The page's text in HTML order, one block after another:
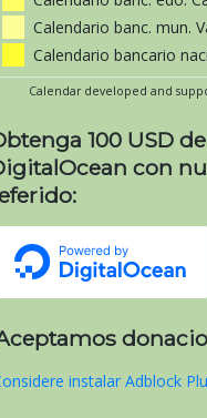
Calendario banc. mun.
Calendario bancario
Calendar developed and
100 USD
con
instalar Adblock